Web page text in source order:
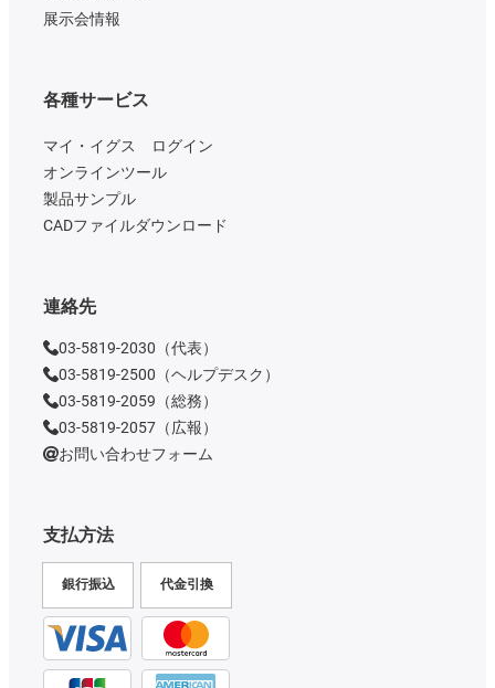
展示会情報
支払方法
銀行振込 代金引換
各種サービス
マイ・イグス ログイン
オンラインツール
製品サンプル
CADファイルダウンロード
連絡先
03-5819-2030（代表）
03-5819-2500（ヘルプデスク）
03-5819-2059（総務）
03-5819-2057（広報）
お問い合わせフォーム